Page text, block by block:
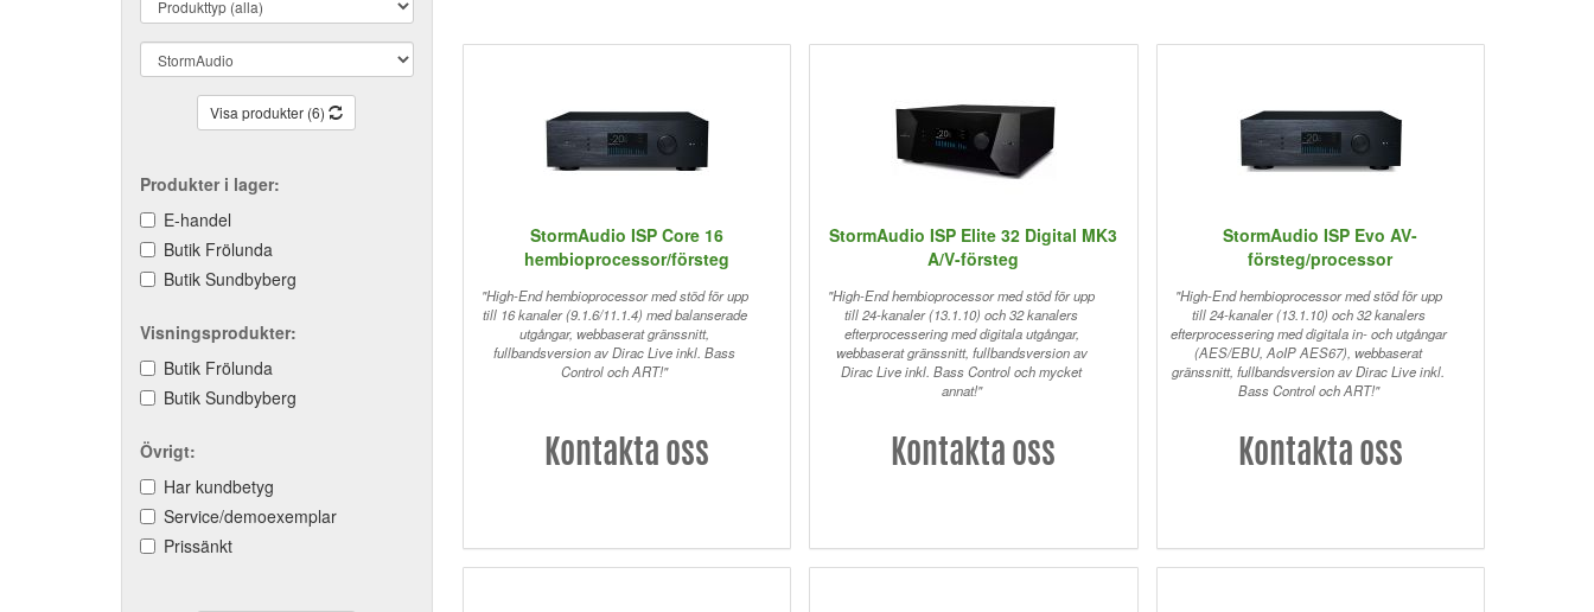
Visa produkter (6)
Produkter i lager:
E-handel
Butik Frölunda
Butik Sundbyberg
Visningsprodukter:
Butik Frölunda
Butik Sundbyberg
Övrigt:
Har kundbetyg
Service/demoexemplar
Prissänkt
StormAudio ISP Core 16
hembioprocessor/försteg
"High-End hembioprocessor med stöd för upp
till 16 kanaler (9.1.6/11.1.4) med balanserade
utgångar, webbaserat gränssnitt,
fullbandsversion av Dirac Live inkl. Bass
Control och ART!"
Kontakta oss
StormAudio ISP Elite 32 Digital MK3
A/V-försteg
"High-End hembioprocessor med stöd för upp
till 24-kanaler (13.1.10) och 32 kanalers
efterprocessering med digitala utgångar,
webbaserat gränssnitt, fullbandsversion av
Dirac Live inkl. Bass Control och mycket
annat!"
Kontakta oss
StormAudio ISP Evo AV-
försteg/processor
"High-End hembioprocessor med stöd för upp
till 24-kanaler (13.1.10) och 32 kanalers
efterprocessering med digitala in- och utgångar
(AES/EBU, AoIP AES67), webbaserat
gränssnitt, fullbandsversion av Dirac Live inkl.
Bass Control och ART!"
Kontakta oss